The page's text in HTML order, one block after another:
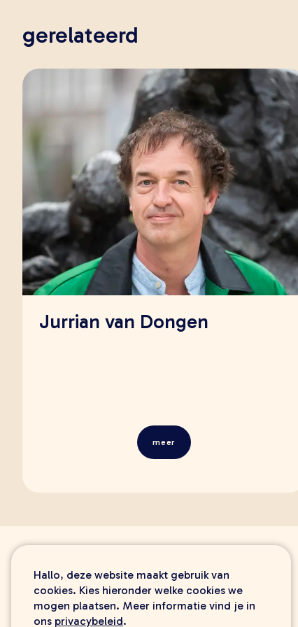
Hallo, deze website maakt gebruik van
cookies. Kies hieronder welke cookies we
mogen plaatsen. Meer informatie vind je in
ons privacybeleid.
gerelateerd
Jurrian van Dongen
meer